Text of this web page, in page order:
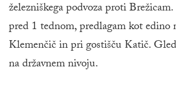
železniškega podvoza proti
pred 1 tednom, predlagam kot edino
Klemenčič in pri gostišču Katič.
na državnem nivoju.